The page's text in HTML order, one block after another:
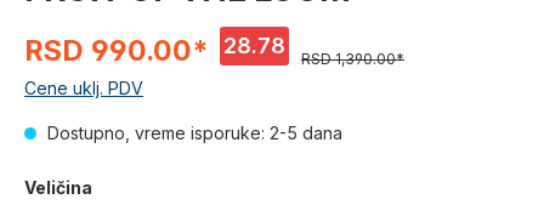
RSD 990.00*
28.78
RSD 1,390.00*
Cene uklj. PDV
Dostupno, vreme isporuke: 2-5 dana
Veličina